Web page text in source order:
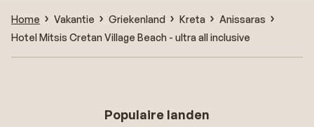
Home Vakantie Griekenland Kreta
Anissaras
Hotel Mitsis Cretan Village Beach - ultra all inclusive
Populaire landen